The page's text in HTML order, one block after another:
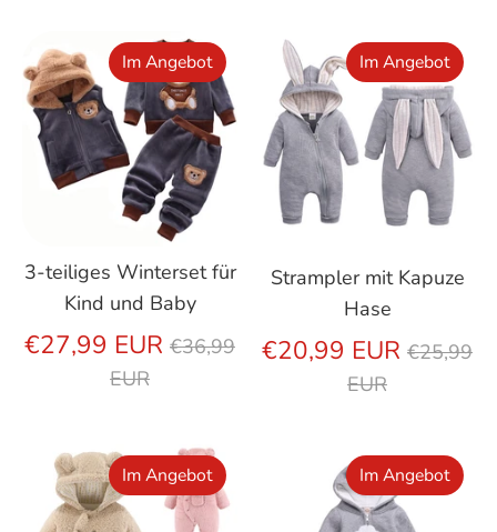
3-teiliges Winterset für
Kind und Baby
€27,99 EUR Regulärer
€36,99
EUR
Im Angebot
Strampler mit Kapuze
Hase
€20,99 EUR €25,99
EUR
Im Angebot
Im Angebot Im Angebot